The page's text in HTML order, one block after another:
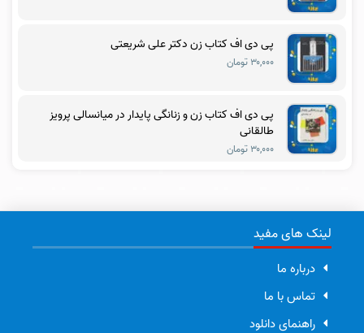
پی دی اف کتاب زن دکتر علی شریعتی
۳۰,۰۰۰ تومان
پی دی اف کتاب زن و زنانگی پایدار در میانسالی پرویز
طالقانی
۳۰,۰۰۰ تومان
لینک های مفید
درباره ما
تماس با ما
راهنمای دانلود